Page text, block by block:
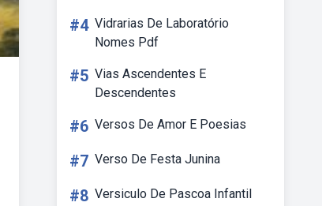
#4 Vidrarias De Laboratório
Nomes Pdf
#5 Vias Ascendentes E
Descendentes
#6 Versos De Amor E Poesias
#7 Verso De Festa Junina
#8 Versiculo De Pascoa Infantil